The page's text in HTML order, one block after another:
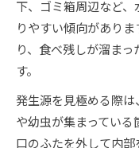
市販対策グッズ
市販のチョ
ム
家庭で使え
下、ゴミ箱周辺など
りやすい傾向があり
り、食べ残しが溜ま
す。
発生源を見極める際
や幼虫が集まってい
口のふたを外して内